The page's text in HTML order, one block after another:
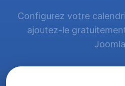
Configurez votre
ajoutez-le